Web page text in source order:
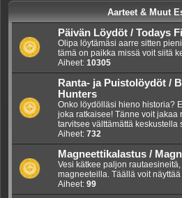
Aarteet & Muut
Päivän Löydöt / Todays
Olipa löytämäsi aarre sitten
tämä on paikka missä voit siitä
Aiheet: 10305
Ranta- ja Puistolöydöt /
Hunters
Onko löydölläsi hieno historia?
joka ratkaisee! Tänne voit jakaa
tarvitsee välttämättä keskustella
Aiheet: 732
Magneettikalastus /
Vesi kätkee paljon
magneeteilla. Täällä voit
Aiheet: 99